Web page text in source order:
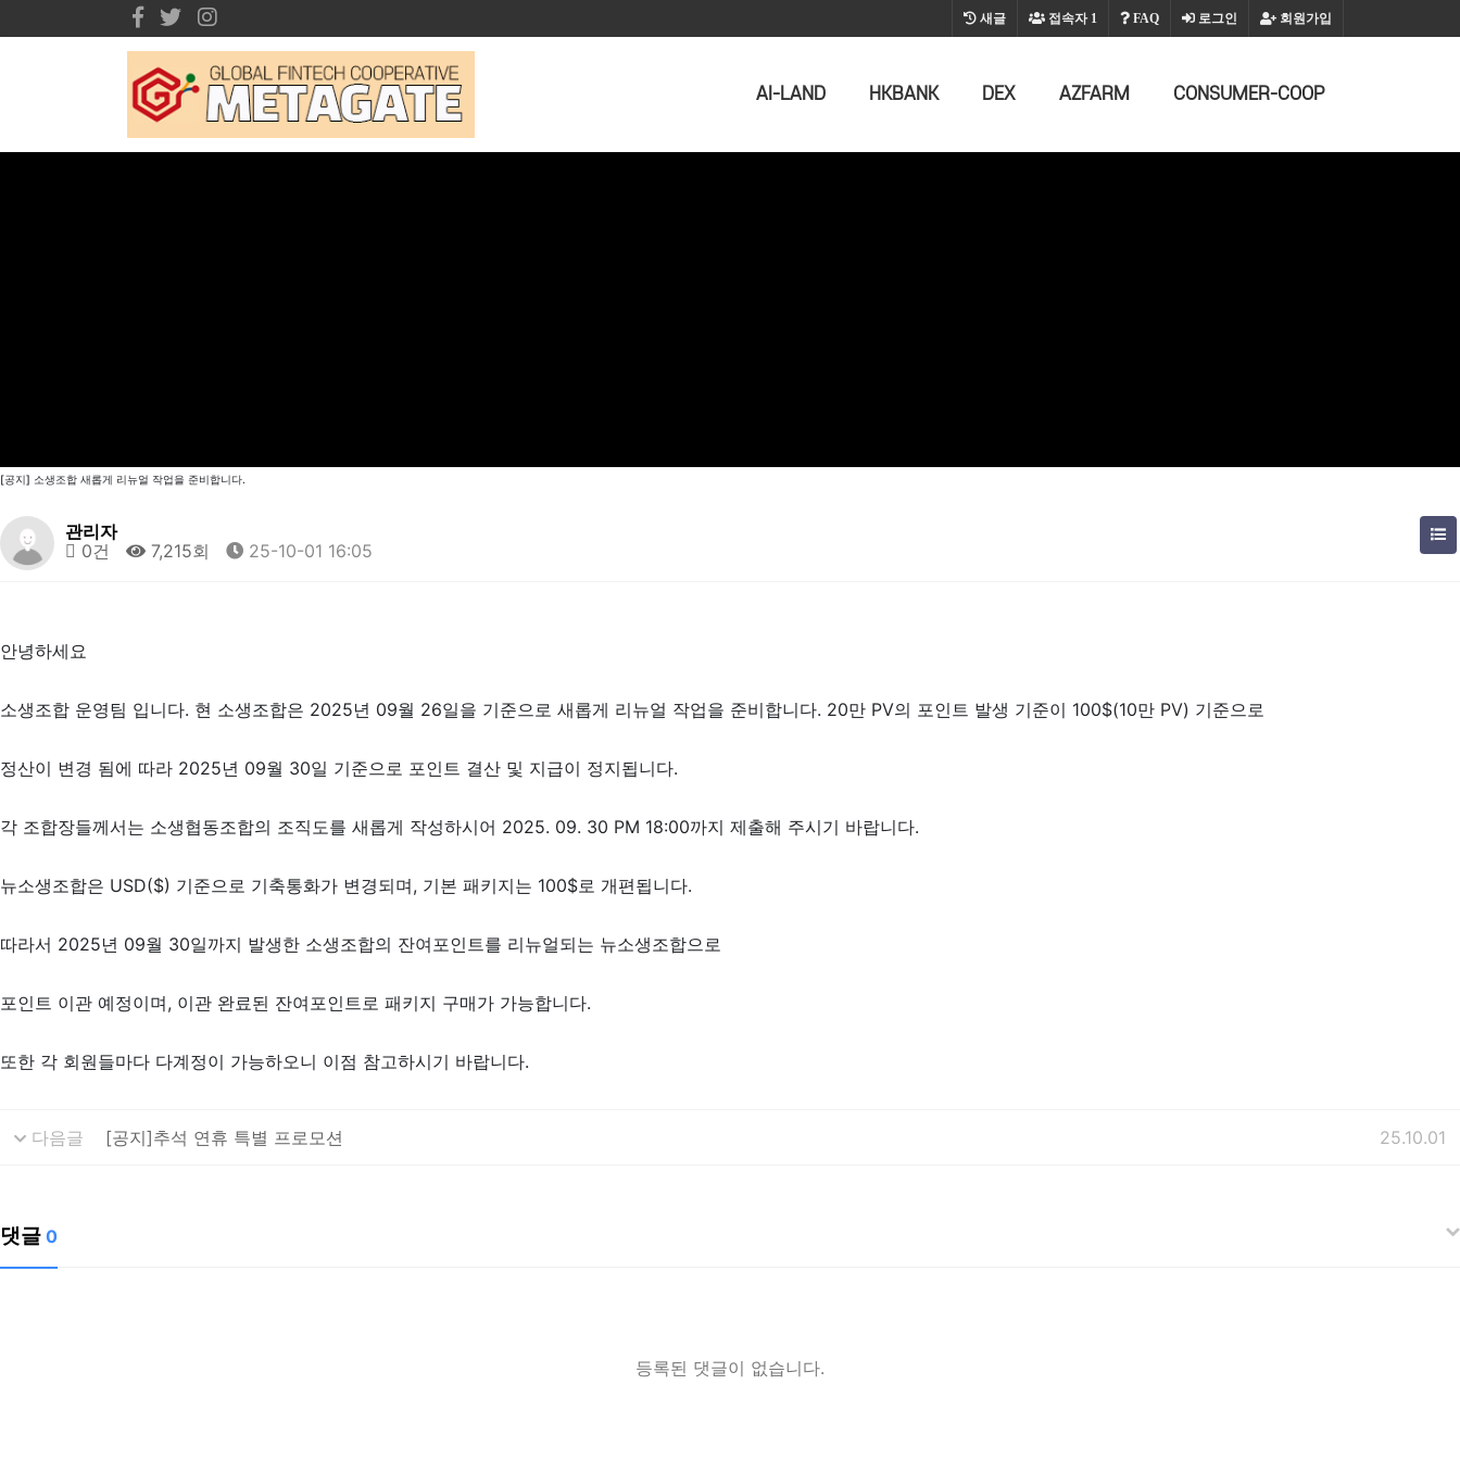
회원가입
로그인
FAQ
접속자1
새글
AI-LAND HKBANK DEX AZFARM CONSUMER-COOP
[공지] 소생조합 새롭게 리뉴얼 작업을 준비합니다.
관리자
0건
7,215회 25-10-01 16:05
안녕하세요
소생조합 운영팀 입니다. 현 소생조합은 2025년 09월 26일을 기준으로 새롭게 리뉴얼 작업을 준비합니다. 20만 PV의 포인트 발생 기준이 100$(10만 PV) 기준으로
정산이 변경 됨에 따라 2025년 09월 30일 기준으로 포인트 결산 및 지급이 정지됩니다.
각 조합장들께서는 소생협동조합의 조직도를 새롭게 작성하시어 2025. 09. 30 PM 18:00까지 제출해 주시기 바랍니다.
뉴소생조합은 USD($) 기준으로 기축통화가 변경되며, 기본 패키지는 100$로 개편됩니다.
따라서 2025년 09월 30일까지 발생한 소생조합의 잔여포인트를 리뉴얼되는 뉴소생조합으로
포인트 이관 예정이며, 이관 완료된 잔여포인트로 패키지 구매가 가능합니다.
또한 각 회원들마다 다계정이 가능하오니 이점 참고하시기 바랍니다.
다음글 [공지]추석 연휴 특별 프로모션 25.10.01
댓글 0
등록된 댓글이 없습니다.